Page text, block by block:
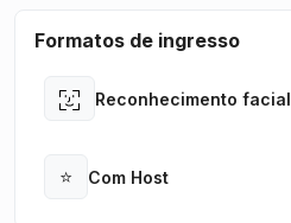
Formatos de ingresso
Reconhecimento facial
Open
⭐ Com Host
Open